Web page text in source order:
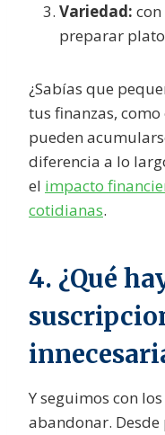
Variedad:
preparar
¿Sabías que
tus finanzas,
pueden
diferencia a lo
el impacto
cotidianas.
4. ¿Qué
Y seguimos con
abandonar.